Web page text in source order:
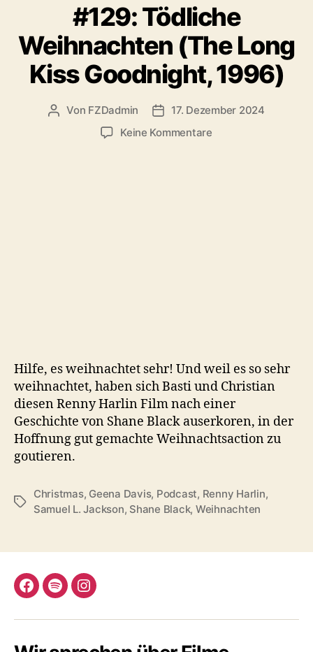
#129: Tödliche
Weihnachten (The Long
Kiss Goodnight, 1996)
Beitragsautor
Von FZDadmin Veröffentlichungsdatum
17. Dezember 2024
Keine Kommentarezu
Hilfe, es weihnachtet sehr! Und weil es so sehr
weihnachtet, haben sich Basti und Christian
diesen Renny Harlin Film nach einer
Geschichte von Shane Black auserkoren, in der
Hoffnung gut gemachte Weihnachtsaction zu
goutieren.
Schlagwörter
Christmas, Geena Davis, Podcast, Renny Harlin,
Samuel L. Jackson, Shane Black, Weihnachten
Facebook
SpotifyInstagram